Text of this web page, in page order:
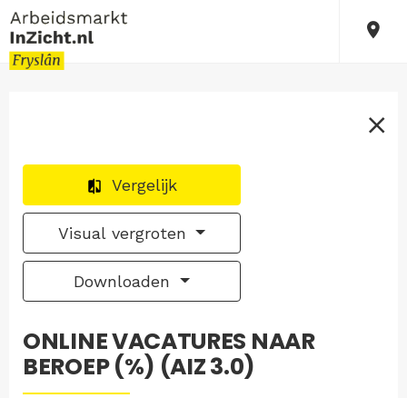
Vergelijk
Visual vergroten
Downloaden
ONLINE VACATURES NAAR
BEROEP (%) (AIZ 3.0)